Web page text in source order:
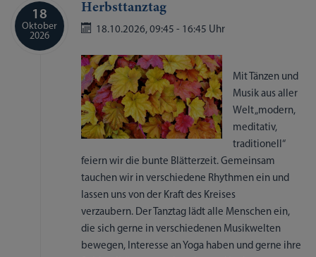
18
Oktober
2026
Herbsttanztag
18.10.2026, 09:45 - 16:45 Uhr
Mit Tänzen und
Musik aus aller
Welt „modern,
meditativ,
traditionell“
feiern wir die bunte Blätterzeit. Gemeinsam
tauchen wir in verschiedene Rhythmen ein und
lassen uns von der Kraft des Kreises
verzaubern. Der Tanztag lädt alle Menschen ein,
die sich gerne in verschiedenen Musikwelten
bewegen, Interesse an Yoga haben und gerne ihre